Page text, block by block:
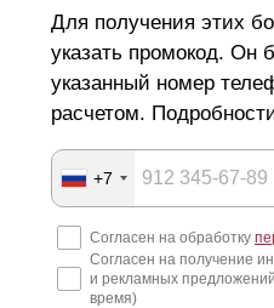
Для получения этих
указать промокод. Он
указанный номер
расчетом.
+7
Согласен на обработку
Согласен на получение
и рекламных
время)